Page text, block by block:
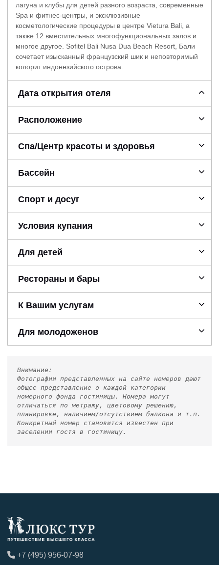
лагуна и клубы для детей разного возраста, современные
Spa и фитнес-центры, и эксклюзивные
косметологические процедуры в центре Vietura Bali, а
также 12 вместительных многофункциональных залов и
многое другое. Sofitel Bali Nusa Dua Beach Resort, Бали
сочетает изысканный французский шик и неповторимый
колорит индонезийского острова.
Дата открытия отеля
Расположение
Спа/Центр красоты и здоровья
Бассейн
Спорт и досуг
Условия купания
Для детей
Рестораны и бары
К Вашим услугам
Для молодоженов
Внимание:
Фотографии представленных на сайте номеров дают
общее представление о каждой категории
номерного фонда гостиницы. Номера могут
отличаться по метражу, цветовому решению,
планировке, наличием/отсутствием балкона и т.п.
Конкретный номер становится известен при
заселении гостя в гостиницу.
+7 (495) 956-07-98